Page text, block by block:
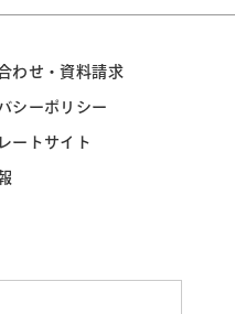
わせ・資料請求
シーポリシー
ートサイト